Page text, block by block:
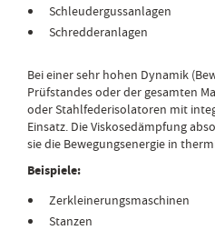
Schleudergussanlagen
Schredderanlagen
Bei einer sehr hohen Dynamik
Prüfstandes oder der gesamten
oder Stahlfederisolatoren mit
Einsatz. Die Viskosedämpfung
sie die Bewegungsenergie in
Beispiele:
Zerkleinerungsmaschinen
Stanzen